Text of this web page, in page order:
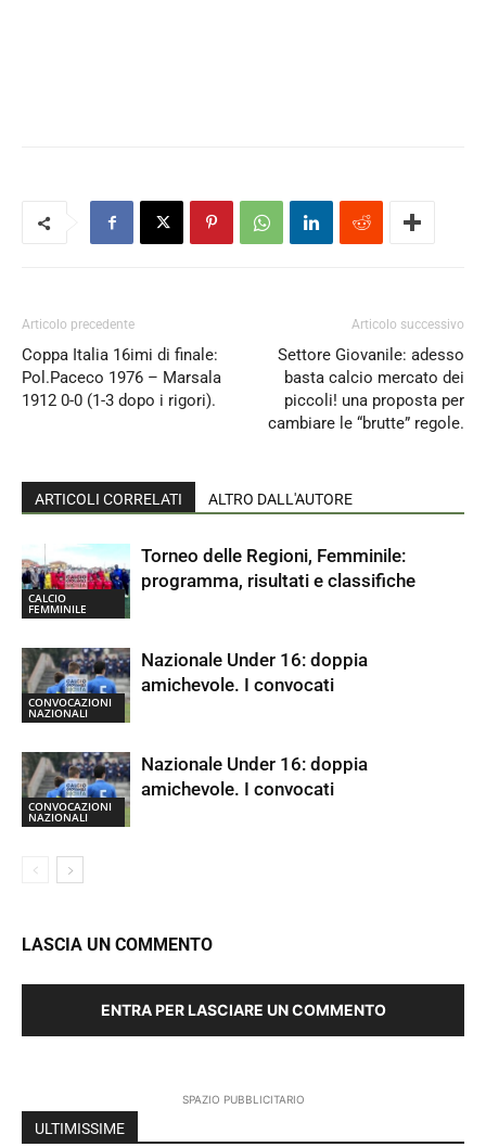
Articolo precedente
Coppa Italia 16imi di finale:
Pol.Paceco 1976 – Marsala
1912 0-0 (1-3 dopo i rigori).
Articolo successivo
Settore Giovanile: adesso
basta calcio mercato dei
piccoli! una proposta per
cambiare le “brutte” regole.
ARTICOLI CORRELATI ALTRO DALL'AUTORE
CALCIO
FEMMINILE
Torneo delle Regioni, Femminile:
programma, risultati e classifiche
CONVOCAZIONI
NAZIONALI
Nazionale Under 16: doppia
amichevole. I convocati
CONVOCAZIONI
NAZIONALI
Nazionale Under 16: doppia
amichevole. I convocati
LASCIA UN COMMENTO
ENTRA PER LASCIARE UN COMMENTO
SPAZIO PUBBLICITARIO
ULTIMISSIME